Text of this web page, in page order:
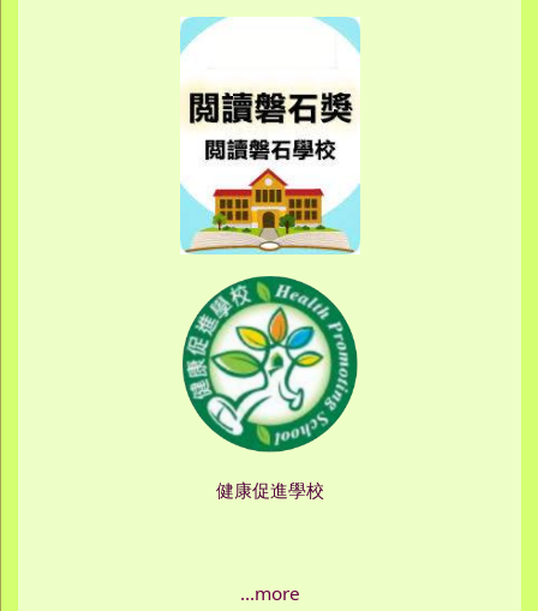
健康促進學校
...more